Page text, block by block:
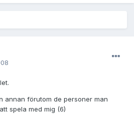
annan förutom de personer man
spela med mig (6)